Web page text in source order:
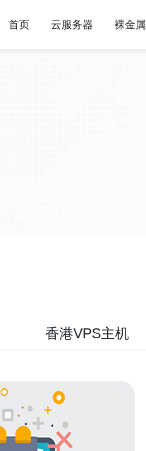
首页 云服务器 裸金属
香港VPS主机